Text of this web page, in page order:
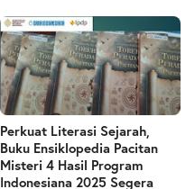
Perkuat Literasi Sejarah,
Buku Ensiklopedia Pacitan
Misteri 4 Hasil Program
Indonesiana 2025 Segera